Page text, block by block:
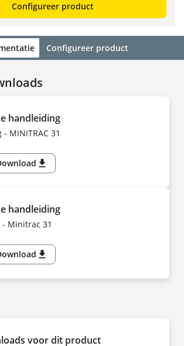
Configureer product
Configureer product
handleiding
MINITRAC 31
download
handleiding
Minitrac 31
download
voor dit product